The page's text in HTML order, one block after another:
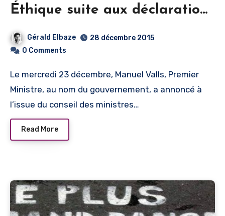
Éthique suite aux déclarations
de Manuel Valls
Gérald Elbaze
28 décembre 2015
0 Comments
Le mercredi 23 décembre, Manuel Valls, Premier
Ministre, au nom du gouvernement, a annoncé à
l’issue du conseil des ministres…
Read More